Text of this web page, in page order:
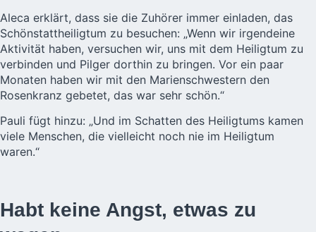
Aleca erklärt, dass sie die Zuhörer immer einladen, das
Schönstattheiligtum zu besuchen: „Wenn wir irgendeine
Aktivität haben, versuchen wir, uns mit dem Heiligtum zu
verbinden und Pilger dorthin zu bringen. Vor ein paar
Monaten haben wir mit den Marienschwestern den
Rosenkranz gebetet, das war sehr schön.“
Pauli fügt hinzu: „Und im Schatten des Heiligtums kamen
viele Menschen, die vielleicht noch nie im Heiligtum
waren.“
Habt keine Angst, etwas zu